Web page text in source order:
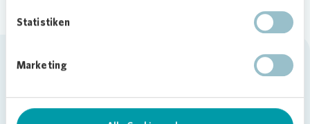
Statistiken
Marketing
Oft gesucht